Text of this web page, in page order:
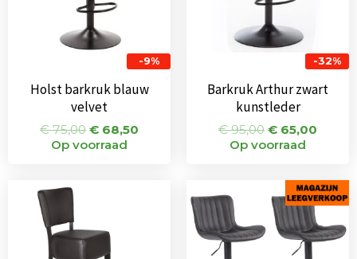
-9%
Holst barkruk blauw
velvet
€75,00 € 68,50
Op voorraad
-32%
Barkruk Arthur zwart
kunstleder
€95,00 € 65,00
Op voorraad
prijs
was:
€ 182,00.
prijs
€